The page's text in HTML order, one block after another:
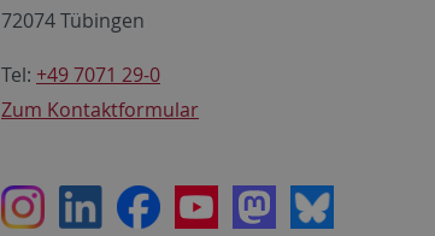
72074 Tübingen
Tel: +49 7071 29-0
Zum Kontaktformular
InstagramLinkedInFacebookYoutubeMastodon
Bluesky